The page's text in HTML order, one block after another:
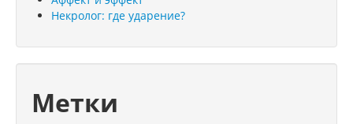
Некролог: где ударение?
Метки